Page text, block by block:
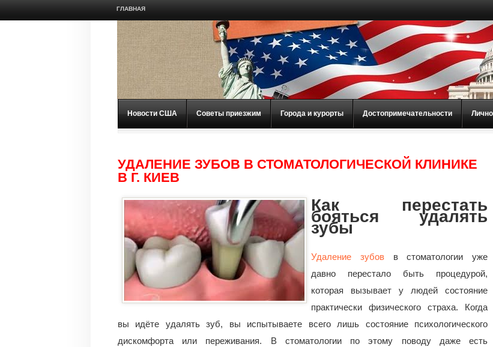
ГЛАВНАЯ
Новости США Советы приезжим Города и курорты Достопримечательности
УДАЛЕНИЕ ЗУБОВ В СТОМАТОЛОГИЧЕСКОЙ КЛИНИКЕ
В Г. КИЕВ
Как перестать
бояться удалять
зубы
Удаление зубовв стоматологии уже
давно перестало быть процедурой,
которая вызывает у людей состояние
практически физического страха. Когда
вы идёте удалять зуб, вы испытываете всего лишь состояние психологического
дискомфорта или переживания. В стоматологии по этому поводу даже есть